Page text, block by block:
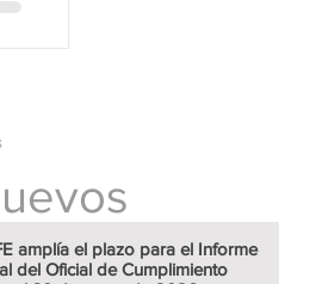
amplía el plazo para el Informe
del Oficial de Cumplimiento